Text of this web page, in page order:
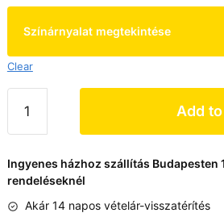
Színárnyalat megtekintése
Clear
famérce,
2
quantity
Add
Ingyenes házhoz szállítás Budapesten
rendeléseknél
Akár 14 napos vételár-visszatérítés